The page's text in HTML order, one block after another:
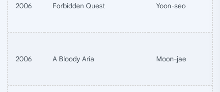
2006 Forbidden Quest Yoon-seo
2006 A Bloody Aria Moon-jae